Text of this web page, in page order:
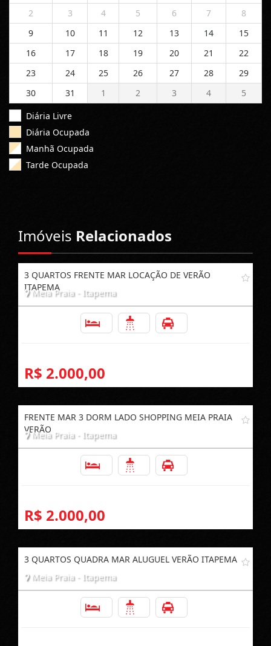
2
3 4 5 6 7
8
9
10 11 12 13 14
15
16
17 18 19 20 21
22
23
24 25 26 27 28
29
30
31 1 2 3 4
5
Diária Livre
Diária Ocupada
Manhã Ocupada
Tarde Ocupada
Imóveis Relacionados
3 QUARTOS FRENTE MAR LOCAÇÃO DE VERÃO
ITAPEMA
Meia Praia - Itapema
R$ 2.000,00
FRENTE MAR 3 DORM LADO SHOPPING MEIA PRAIA
VERÃO
Meia Praia - Itapema
R$ 2.000,00
3 QUARTOS QUADRA MAR ALUGUEL VERÃO ITAPEMA
Meia Praia - Itapema